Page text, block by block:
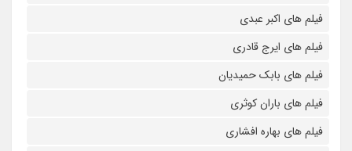
فیلم های اکبر عبدی
فیلم های ایرج قادری
فیلم های بابک حمیدیان
فیلم های باران کوثری
فیلم های بهاره افشاری